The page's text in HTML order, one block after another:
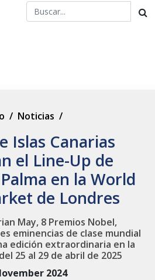
/ Noticias /
Islas Canarias
el Line-Up de
en la World
de Londres
May, 8 Premios Nobel,
eminencias de clase mundial
edición extraordinaria en la
25 al 29 de abril de 2025
2024